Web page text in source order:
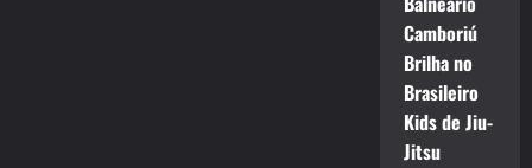
Camboriú
Brilha no
Brasileiro
Kids de Jiu-
Jitsu